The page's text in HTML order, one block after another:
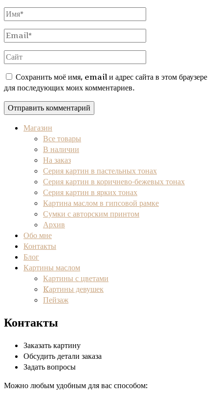
Полное
Имя
Email
Сайт
Сохранить моё имя, email и адрес сайта в этом браузере
для последующих моих комментариев.
Магазин
Все товары
В наличии
На заказ
Серия картин в пастельных тонах
Серия картин в коричнево-бежевых тонах
Серия картин в ярких тонах
Картина маслом в гипсовой рамке
Сумки с авторским принтом
Архив
Обо мне
Контакты
Блог
Картины маслом
Картины с цветами
Kартины девушек
Пейзаж
Контакты
Заказать картину
Обсудить детали заказа
Задать вопросы
Можно любым удобным для вас способом: